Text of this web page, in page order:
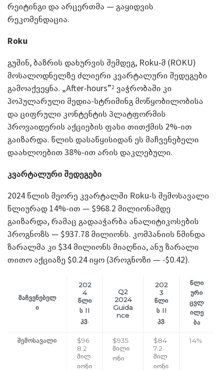
რეიტინგი და არცერთმა — გაყიდვის
რეკომენდაცია.
Roku
გუშინ, ბაზრის დახურვის შემდეგ, Roku-მ (ROKU)
მოსალოდნელზე ძლიერი კვარტალური შედეგები
გამოაქვეყნა. „After-hours”2 ვაჭრობაში კი
პოპულარული მედია-სტრიმინგ მოწყობილობისა
და ციფრული კონტენტის პლატფორმის
პროვაიდერის აქციების ფასი თითქმის 2%-ით
გაიზარდა. წლის დასაწყისიდან ეს მაჩვენებელი
დაახლოებით 38%-ით არის დაკლებული.
კვარტალური შედეგები
2024 წლის მეორე კვარტალში Roku-ს შემოსავალი
წლიურად 14%-ით — $968.2 მილიონამდე
გაიზარდა, რამაც გადააჭარბა ანალიტიკოსების
პროგნოზს — $937.78 მილიონს. კომპანიის წმინდა
ზარალმა კი $34 მილიონს მიაღწია, ანუ ზარალი
თითო აქციაზე $0.24 იყო (პროგნოზი — -$0.42).
მაჩვენებელ
ი
202
4
წლი
ს II
კვ.
Q2
2024
Guida
nce
202
3
წლი
ს II
კვ.
წლი
ური
ცვლ
ილე
ბა
შემოსავალი
$96
8.2
მილ
იონი
$935
მილი
ონი
$84
7.2
მილ
იონი
14%